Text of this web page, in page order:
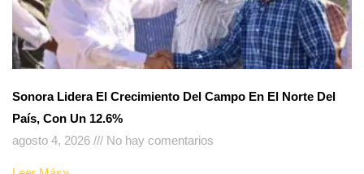
Sonora Lidera El Crecimiento Del Campo En El Norte Del
País, Con Un 12.6%
agosto 4, 2026
No hay comentarios